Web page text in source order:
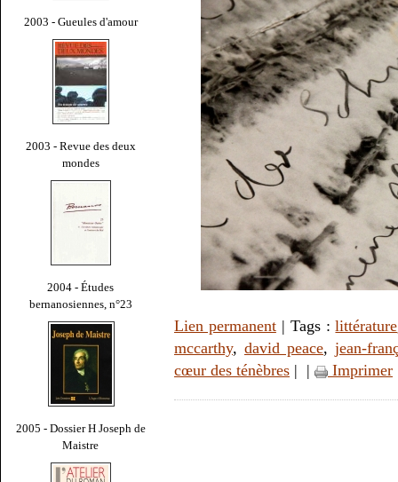
2003 - Gueules d'amour
2003 - Revue des deux
mondes
2004 - Études
bernanosiennes, n°23
2005 - Dossier H Joseph de
Maistre
Lien permanent| Tags :littérature
mccarthy, david peace, jean-
cœur des ténèbres | | Imprimer